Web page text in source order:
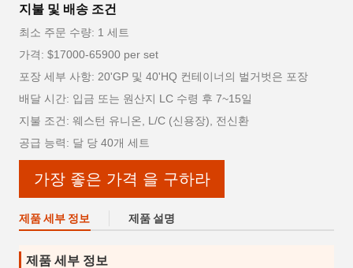
지불 및 배송 조건
최소 주문 수량: 1 세트
가격: $17000-65900 per set
포장 세부 사항: 20'GP 및 40'HQ 컨테이너의 벌거벗은 포장
배달 시간: 입금 또는 원산지 LC 수령 후 7~15일
지불 조건: 웨스턴 유니온, L/C (신용장), 전신환
공급 능력: 달 당 40개 세트
가장 좋은 가격 을 구하라
제품 세부 정보 제품 설명
제품 세부 정보